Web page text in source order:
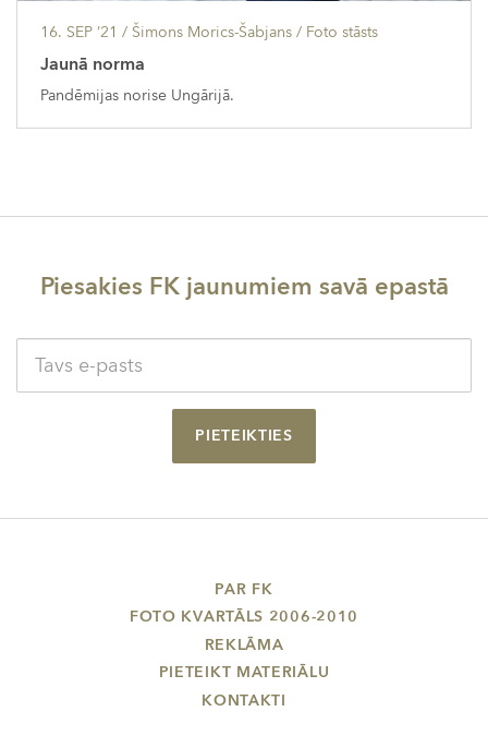
16. SEP ’21 / Šimons Morics-Šabjans / Foto stāsts
Jaunā norma
Pandēmijas norise Ungārijā.
Piesakies FK jaunumiem savā epastā
PIETEIKTIES
PAR FK
FOTO KVARTĀLS 2006-2010
REKLĀMA
PIETEIKT MATERIĀLU
KONTAKTI